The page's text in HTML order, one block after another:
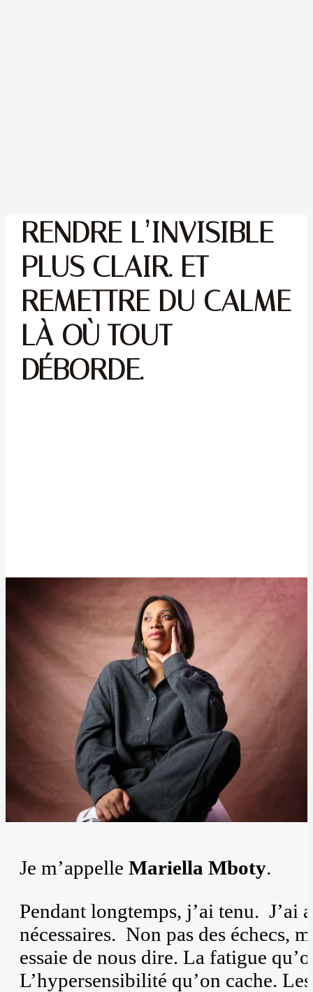
RENDRE L’INVISIBLE
PLUS CLAIR. ET
REMETTRE DU CALME
LÀ OÙ TOUT
DÉBORDE.
Je m’appelle Mariella Mboty.
Pendant longtemps, j’ai tenu. J’ai
nécessaires. Non pas des échecs,
essaie de nous dire. La fatigue
L’hypersensibilité qu’on cache.